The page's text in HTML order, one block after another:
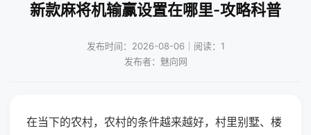
新款麻将机输赢设置在哪里-攻略科普
发布时间：2026-08-06｜阅读：1
发布者：魅向网
在当下的农村，农村的条件越来越好，村里别墅、楼